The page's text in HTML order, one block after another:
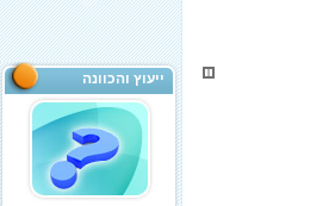
ייעוץ והכוונה